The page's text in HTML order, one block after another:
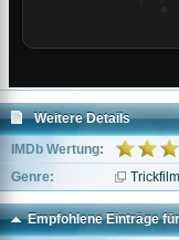
Weitere Details
IMDb Wertung:
Genre:
Trickfilm
Empfohlene Einträge